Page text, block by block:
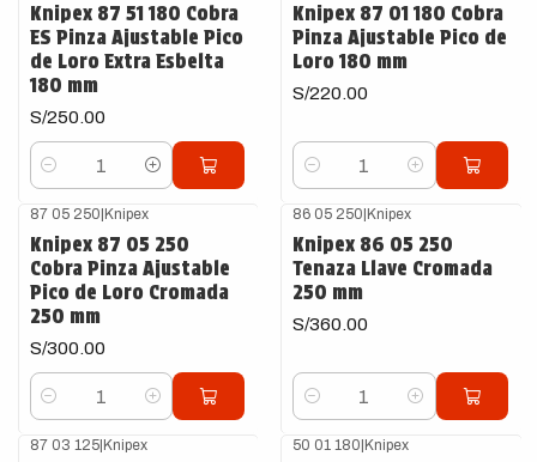
Knipex 87 51 180 Cobra
ES Pinza Ajustable Pico
de Loro Extra Esbelta
180 mm
S/250.00
Cantidad
Knipex 87 01 180 Cobra
Pinza Ajustable Pico de
Loro 180 mm
S/220.00
Cantidad
87 05 250|Knipex
Knipex 87 05 250
Cobra Pinza Ajustable
Pico de Loro Cromada
250 mm
S/300.00
Cantidad
86 05 250|Knipex
Knipex 86 05 250
Tenaza Llave Cromada
250 mm
S/360.00
Cantidad
87 03 125|Knipex 50 01 180|Knipex